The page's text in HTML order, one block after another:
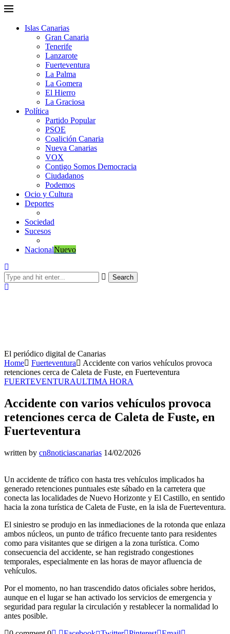
Islas Canarias
Gran Canaria
Tenerife
Lanzarote
Fuerteventura
La Palma
La Gomera
El Hierro
La Graciosa
Política
Partido Popular
PSOE
Coalición Canaria
Nueva Canarias
VOX
Contigo Somos Democracia
Ciudadanos
Podemos
Ocio y Cultura
Deportes
Sociedad
Sucesos
NacionalNuevo
Search
El periódico digital de Canarias
Home
Fuerteventura
Accidente con varios vehículos provoca
retenciones cerca de Caleta de Fuste, en Fuerteventura
FUERTEVENTURAULTIMA HORA
Accidente con varios vehículos provoca
retenciones cerca de Caleta de Fuste, en
Fuerteventura
written by cn8noticiascanarias 14/02/2026
Un accidente de tráfico con hasta tres vehículos implicados ha
generado retenciones puntuales este sábado en la carretera que
conecta las localidades de Nuevo Horizonte y El Castillo, en sentido
hacia la zona turística de Caleta de Fuste, en la isla de Fuerteventura.
El siniestro se produjo en las inmediaciones de la rotonda que enlaza
ambos núcleos, un punto de tráfico frecuente tanto para residentes
como para visitantes que se dirigen a la zona turística. Como
consecuencia del accidente, se han registrado congestiones
temporales, especialmente en las horas de mayor afluencia de
vehículos.
Por el momento, no han trascendido datos oficiales sobre heridos,
aunque en el lugar se han activado los servicios de emergencia y
seguridad para regular la circulación y restablecer la normalidad lo
antes posible.